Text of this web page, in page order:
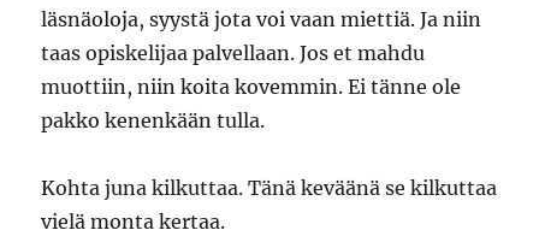
läsnäoloja, syystä jota voi vaan miettiä. Ja niin
taas opiskelijaa palvellaan. Jos et mahdu
muottiin, niin koita kovemmin. Ei tänne ole
pakko kenenkään tulla.
Kohta juna kilkuttaa. Tänä keväänä se kilkuttaa
vielä monta kertaa.